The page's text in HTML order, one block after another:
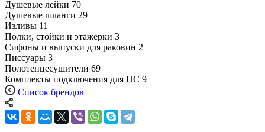
Душевые лейки 70
Душевые шланги 29
Изливы 11
Полки, стойки и этажерки 3
Сифоны и выпуски для раковин 2
Писсуары 3
Полотенцесушители 69
Комплекты подключения для ПС 9
Список брендов